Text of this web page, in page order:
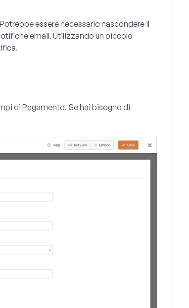
essere necessario nascondere il
email. Utilizzando un piccolo
di Pagamento. Se hai bisogno di